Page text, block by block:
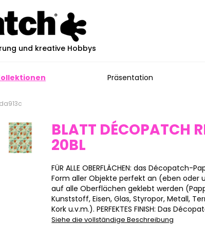
und kreative Hobbys
Präsentation
BLATT DÉCOPATCH
20BL
FÜR ALLE OBERFLÄCHEN: das Décopatch-
Form aller Objekte perfekt an (eben oder
auf alle Oberflächen geklebt werden
Kunststoff, Eisen, Glas, Styropor, Metall,
Kork u.v.m.). PERFEKTES FINISH: Das
Siehe die vollständige Beschreibung